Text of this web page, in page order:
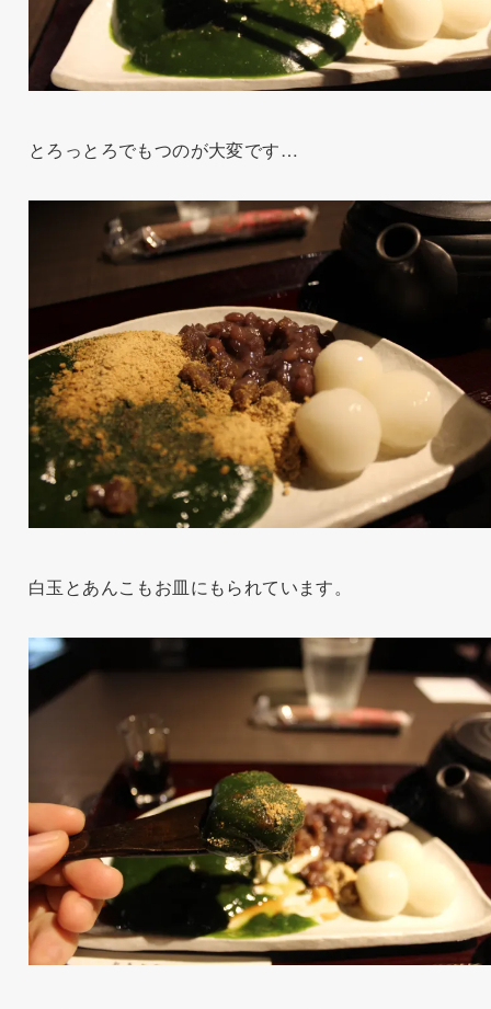
とろっとろでもつのが大変です…
白玉とあんこもお皿にもられています。